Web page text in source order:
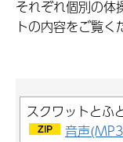
それぞれ個別の体
トの内容をご覧く
スクワットとふ
音声